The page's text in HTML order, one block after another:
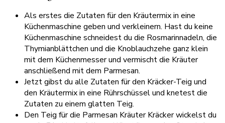
Als erstes die Zutaten für den Kräutermix in eine
Küchenmaschine geben und verkleinern. Hast du keine
Küchenmaschine schneidest du die Rosmarinnadeln, die
Thymianblättchen und die Knoblauchzehe ganz klein
mit dem Küchenmesser und vermischt die Kräuter
anschließend mit dem Parmesan.
Jetzt gibst du alle Zutaten für den Kräcker-Teig und
den Kräutermix in eine Rührschüssel und knetest die
Zutaten zu einem glatten Teig.
Den Teig für die Parmesan Kräuter Kräcker wickelst du